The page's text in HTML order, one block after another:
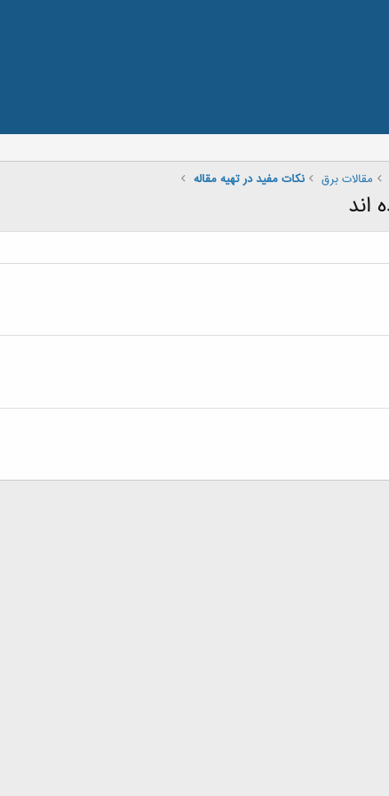
مقالات برق نکات مفید در تهیه مقاله